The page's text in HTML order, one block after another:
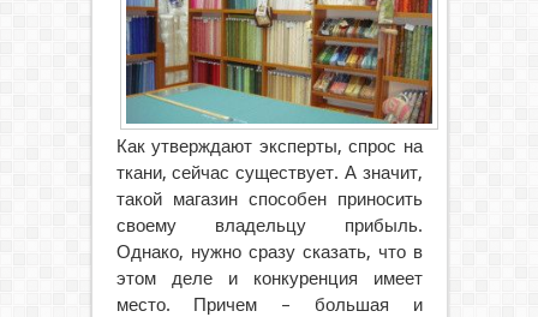
Как утверждают эксперты, спрос на
ткани, сейчас существует. А значит,
такой магазин способен приносить
своему владельцу прибыль.
Однако, нужно сразу сказать, что в
этом деле и конкуренция имеет
место. Причем – большая и